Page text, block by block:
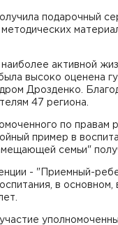
подарочный
активной
высоко оценена
Дрозденко.
47 региона.
по правам
пример в
семьи"
- "Приемный-
в основном,